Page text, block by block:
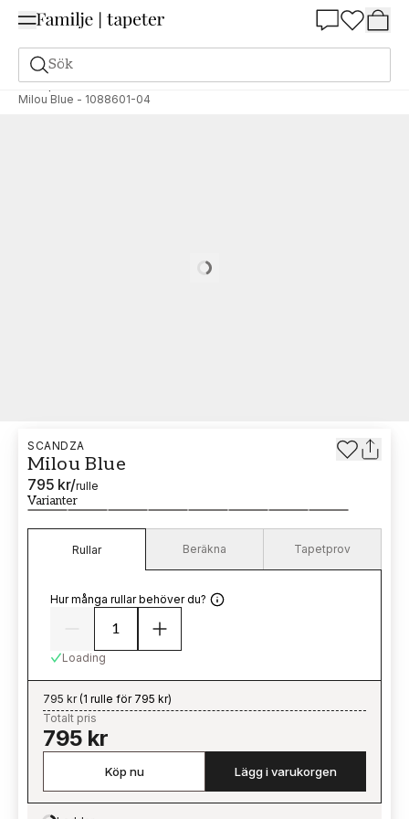
Sök
Tapeter Varumärken Scandza Scandza
Milou Blue - 1088601-04
Loading…
SCANDZA
Milou Blue
795 kr/rulle
Varianter
Rullar Beräkna Tapetprov
Hur många rullar behöver du?
Loading
795 kr(1 rulle för 795 kr)
Totalt pris
795 kr
Köp nu Lägg i varukorgen